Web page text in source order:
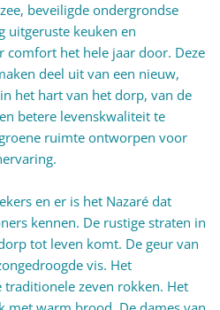
beveiligde ondergrondse
uitgeruste keuken en
comfort het hele jaar door. Deze
deel uit van een nieuw,
het hart van het dorp, van de
betere levenskwaliteit te
ruimte ontworpen voor
en er is het Nazaré dat
kennen. De rustige straten in
tot leven komt. De geur van
vis. Het
traditionele zeven rokken. Het